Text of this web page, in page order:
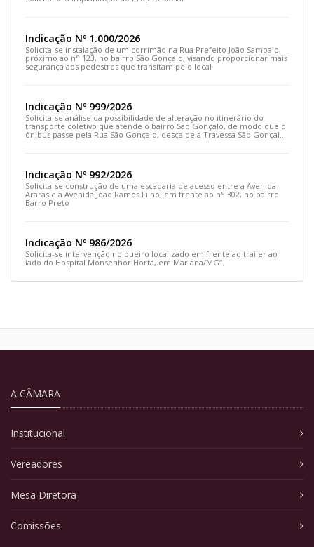
Indicação Nº 1.000/2026
Solicita-se instalação de um corrimão na Rua Prefeito João Sampaio,
próximo ao n° 123, no bairro São Gonçalo, visando proporcionar mais
segurança aos pedestres que transitam pelo local
Indicação Nº 999/2026
Solicita-se análise da possibilidade de alteração no itinerário do
transporte coletivo que atende o bairro São Gonçalo, de modo que o
ônibus passe pela Rua São Gonçalo, desça pela Travessa São Gonçalo
e siga pela Rua Prefeito João Sampaio
Indicação Nº 992/2026
Solicita-se construção de uma escadaria de acesso entre a Avenida
Araras e a Avenida João Ramos Filho, em frente ao n° 302, no bairro
Barro Preto
Indicação Nº 986/2026
Solicita-se intervenção no bueiro localizado em frente ao trailer ao
lado do Hospital Monsenhor Horta, em Mariana/MG”.
A CÂMARA
Institucional
Vereadores
Mesa Diretora
Comissões